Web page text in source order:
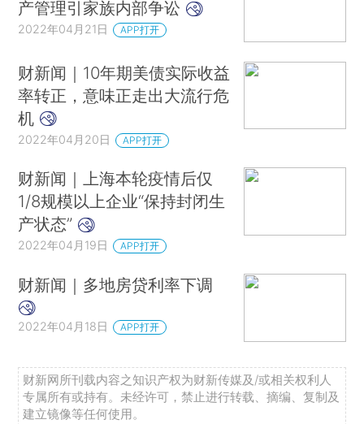
产管理引家族内部争讼
2022年04月21日 APP打开
财新闻｜10年期美债实际收益
率转正，意味正走出大流行危
机
2022年04月20日 APP打开
财新闻｜上海本轮疫情后仅
1/8规模以上企业“保持封闭生
产状态”
2022年04月19日 APP打开
财新闻｜多地房贷利率下调
2022年04月18日 APP打开
财新网所刊载内容之知识产权为财新传媒及/或相关权利人
专属所有或持有。未经许可，禁止进行转载、摘编、复制及
建立镜像等任何使用。